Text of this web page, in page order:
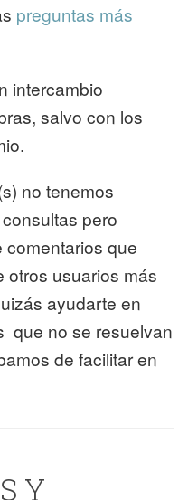
preguntas más
intercambio
salvo con los
no tenemos
pero
que
otros usuarios más
ayudarte en
que no se resuelvan
de facilitar en
Y